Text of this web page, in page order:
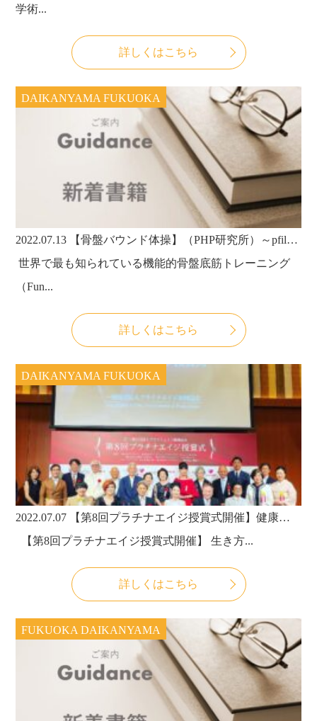
学術...
詳しくはこちら
DAIKANYAMA FUKUOKA
2022.07.13
【骨盤バウンド体操】（PHP研究所）～pfilAtes™の４冊目になる一般向け実践本！2022年7月13日に第1版が発行されました！～
ㅤ 世界で最も知られている機能的骨盤底筋トレーニング
（Fun...
詳しくはこちら
DAIKANYAMA FUKUOKA
2022.07.07
【第8回プラチナエイジ授賞式開催】健康・スポーツ部門では、女性部門にポスチャーウォーキング協会代表理事 ポスチャースタイリスト KIMIKO様、男性部門に株式会社クラブビジネスジャパン代表取締役社長フィットネスビジネス 編集発行人 古屋武範様のお二人が受賞されました。
【第8回プラチナエイジ授賞式開催】 生き方...
詳しくはこちら
FUKUOKA DAIKANYAMA